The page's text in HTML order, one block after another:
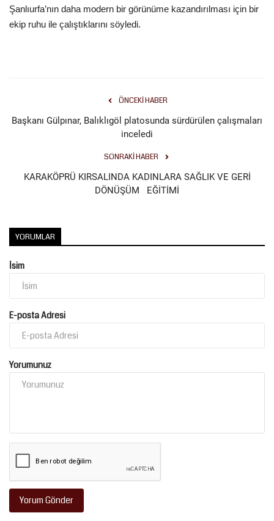
Şanlıurfa’nın daha modern bir görünüme kazandırılması için bir
ekip ruhu ile çalıştıklarını söyledi.
ÖNCEKI HABER
Başkanı Gülpınar, Balıklıgöl platosunda sürdürülen çalışmaları
inceledi
SONRAKI HABER
KARAKÖPRÜ KIRSALINDA KADINLARA SAĞLIK VE GERİ
DÖNÜŞÜM EĞİTİMİ
YORUMLAR
İsim
E-posta Adresi
Yorumunuz
Yorum Gönder